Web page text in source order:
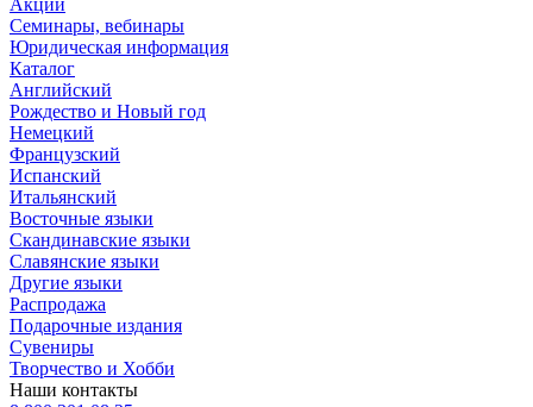
Семинары, вебинары
Юридическая информация
Каталог
Английский
Рождество и Новый год
Немецкий
Французский
Испанский
Итальянский
Восточные языки
Скандинавские языки
Славянские языки
Другие языки
Распродажа
Подарочные издания
Сувениры
Творчество и Хобби
Наши контакты